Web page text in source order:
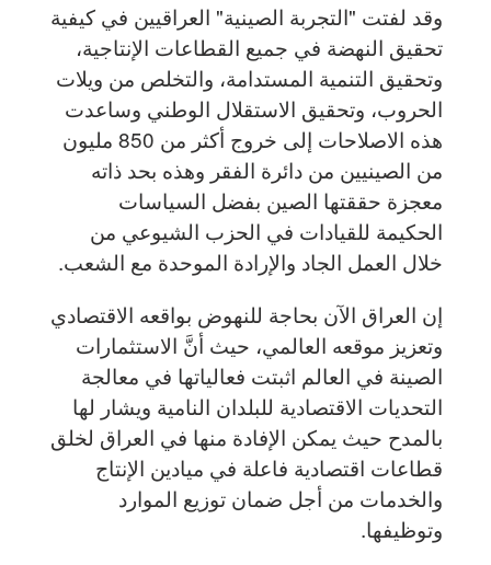
وقد لفتت "التجربة الصينية" العراقيين في كيفية
تحقيق النهضة في جميع القطاعات الإنتاجية،
وتحقيق التنمية المستدامة، والتخلص من ويلات
الحروب، وتحقيق الاستقلال الوطني وساعدت
هذه الاصلاحات إلى خروج أكثر من 850 مليون
من الصينيين من دائرة الفقر وهذه بحد ذاته
معجزة حققتها الصين بفضل السياسات
الحكيمة للقيادات في الحزب الشيوعي من
خلال العمل الجاد والإرادة الموحدة مع الشعب.
إن العراق الآن بحاجة للنهوض بواقعه الاقتصادي
وتعزيز موقعه العالمي، حيث أنَّ الاستثمارات
الصينة في العالم اثبتت فعالياتها في معالجة
التحديات الاقتصادية للبلدان النامية ويشار لها
بالمدح حيث يمكن الإفادة منها في العراق لخلق
قطاعات اقتصادية فاعلة في ميادين الإنتاج
والخدمات من أجل ضمان توزيع الموارد
وتوظيفها.